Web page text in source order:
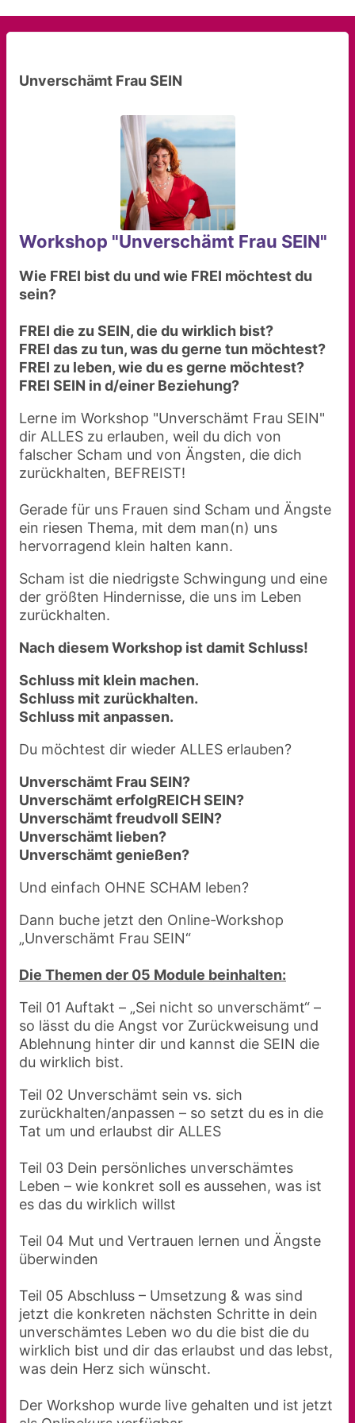
Unverschämt Frau SEIN
Workshop "Unverschämt Frau SEIN"
Wie FREI bist du und wie FREI möchtest du
sein?
FREI die zu SEIN, die du wirklich bist?
FREI das zu tun, was du gerne tun möchtest?
FREI zu leben, wie du es gerne möchtest?
FREI SEIN in d/einer Beziehung?
Lerne im Workshop "Unverschämt Frau SEIN"
dir ALLES zu erlauben, weil du dich von
falscher Scham und von Ängsten, die dich
zurückhalten, BEFREIST!
Gerade für uns Frauen sind Scham und Ängste
ein riesen Thema, mit dem man(n) uns
hervorragend klein halten kann.
Scham ist die niedrigste Schwingung und eine
der größten Hindernisse, die uns im Leben
zurückhalten.
Nach diesem Workshop ist damit Schluss!
Schluss mit klein machen.
Schluss mit zurückhalten.
Schluss mit anpassen.
Du möchtest dir wieder ALLES erlauben?
Unverschämt Frau SEIN?
Unverschämt erfolgREICH SEIN?
Unverschämt freudvoll SEIN?
Unverschämt lieben?
Unverschämt genießen?
Und einfach OHNE SCHAM leben?
Dann buche jetzt den Online-Workshop
„Unverschämt Frau SEIN“
Die Themen der 05 Module beinhalten:
Teil 01 Auftakt – „Sei nicht so unverschämt“ –
so lässt du die Angst vor Zurückweisung und
Ablehnung hinter dir und kannst die SEIN die
du wirklich bist.
Teil 02 Unverschämt sein vs. sich
zurückhalten/anpassen – so setzt du es in die
Tat um und erlaubst dir ALLES
Teil 03 Dein persönliches unverschämtes
Leben – wie konkret soll es aussehen, was ist
es das du wirklich willst
Teil 04 Mut und Vertrauen lernen und Ängste
überwinden
Teil 05 Abschluss – Umsetzung & was sind
jetzt die konkreten nächsten Schritte in dein
unverschämtes Leben wo du die bist die du
wirklich bist und dir das erlaubst und das lebst,
was dein Herz sich wünscht.
Der Workshop wurde live gehalten und ist jetzt